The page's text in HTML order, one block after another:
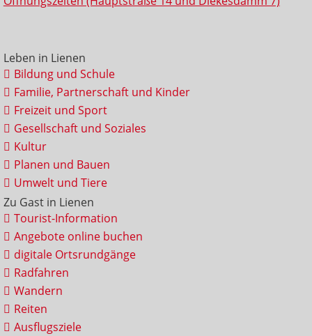
Leben in Lienen
Bildung und Schule
Familie, Partnerschaft und Kinder
Freizeit und Sport
Gesellschaft und Soziales
Kultur
Planen und Bauen
Umwelt und Tiere
Zu Gast in Lienen
Tourist-Information
Angebote online buchen
digitale Ortsrundgänge
Radfahren
Wandern
Reiten
Ausflugsziele